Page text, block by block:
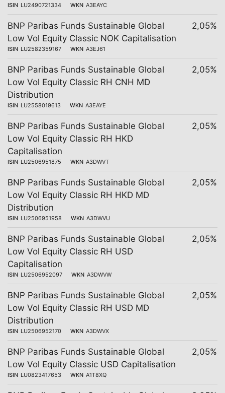
ISIN LU2490721334 WKN A3EAYC
BNP Paribas Funds Sustainable Global
Low Vol Equity Classic NOK Capitalisation
ISIN LU2582359167 WKN A3EJ61
2,05%
BNP Paribas Funds Sustainable Global
Low Vol Equity Classic RH CNH MD
Distribution
ISIN LU2558019613 WKN A3EAYE
2,05%
BNP Paribas Funds Sustainable Global
Low Vol Equity Classic RH HKD
Capitalisation
ISIN LU2506951875 WKN A3DWVT
2,05%
BNP Paribas Funds Sustainable Global
Low Vol Equity Classic RH HKD MD
Distribution
ISIN LU2506951958 WKN A3DWVU
2,05%
BNP Paribas Funds Sustainable Global
Low Vol Equity Classic RH USD
Capitalisation
ISIN LU2506952097 WKN A3DWVW
2,05%
BNP Paribas Funds Sustainable Global
Low Vol Equity Classic RH USD MD
Distribution
ISIN LU2506952170 WKN A3DWVX
2,05%
BNP Paribas Funds Sustainable Global
Low Vol Equity Classic USD Capitalisation
ISIN LU0823417653 WKN A1T8XQ
2,05%